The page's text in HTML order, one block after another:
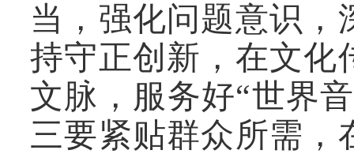
当，强化问题意识，
持守正创新，在文化
文脉，服务好“世界
三要紧贴群众所需，